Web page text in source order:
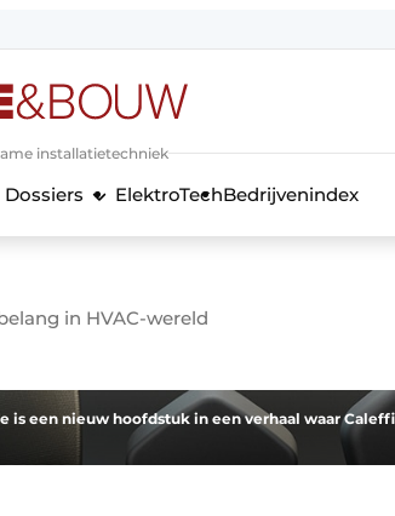
de aanmelding
installatietechniek
Dossiers ElektroTechBedrijvenindex
in HVAC-wereld
is een nieuw hoofdstuk in een verhaal waar